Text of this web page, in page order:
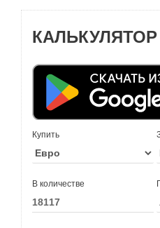
Купить
В количестве